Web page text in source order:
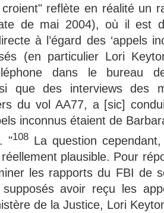
reflète en réalité un
de mai 2004), où il est
à l’égard des ‘appels
(en particulier Lori
dans le bureau
que des interviews des
du vol AA77, a [sic]
inconnus étaient de
"108 La question
plausible. Pour
les rapports du FBI de
supposés avoir reçu les
de la Justice, Lori